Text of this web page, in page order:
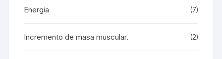
Energia (7)
Incremento de masa muscular. (2)